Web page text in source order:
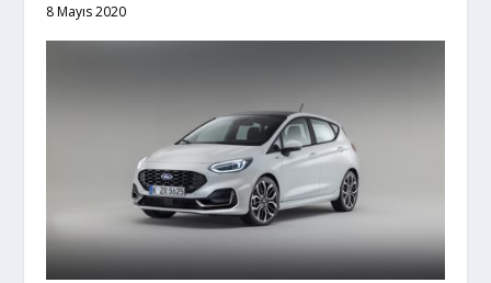
8 Mayıs 2020